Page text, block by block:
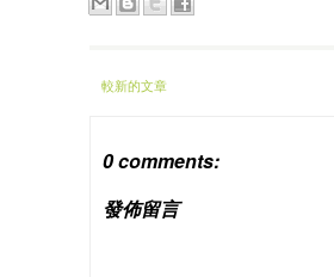
較新的文章
0 comments:
發佈留言